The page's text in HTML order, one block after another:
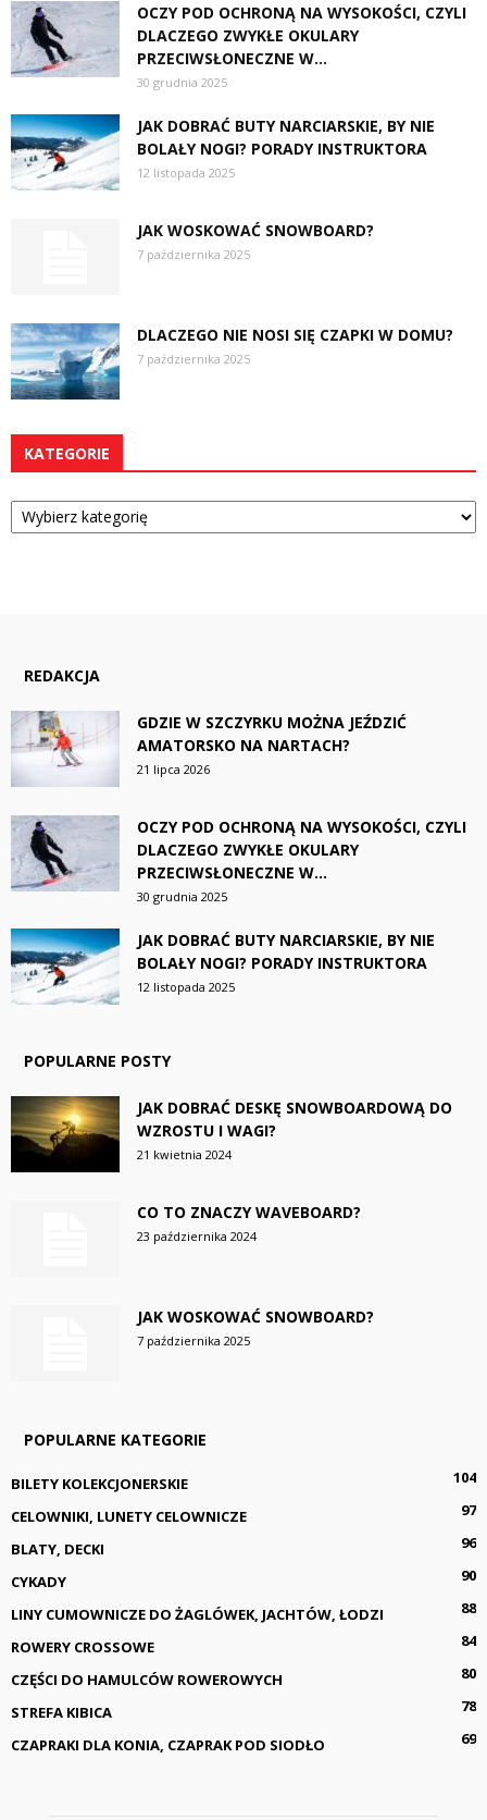
OCZY POD OCHRONĄ NA WYSOKOŚCI, CZYLI
DLACZEGO ZWYKŁE OKULARY
PRZECIWSŁONECZNE W...
30 grudnia 2025
JAK DOBRAĆ BUTY NARCIARSKIE, BY NIE
BOLAŁY NOGI? PORADY INSTRUKTORA
12 listopada 2025
JAK WOSKOWAĆ SNOWBOARD?
7 października 2025
DLACZEGO NIE NOSI SIĘ CZAPKI W DOMU?
7 października 2025
KATEGORIE
Kategorie
REDAKCJA
GDZIE W SZCZYRKU MOŻNA JEŹDZIĆ
AMATORSKO NA NARTACH?
21 lipca 2026
OCZY POD OCHRONĄ NA WYSOKOŚCI, CZYLI
DLACZEGO ZWYKŁE OKULARY
PRZECIWSŁONECZNE W...
30 grudnia 2025
JAK DOBRAĆ BUTY NARCIARSKIE, BY NIE
BOLAŁY NOGI? PORADY INSTRUKTORA
12 listopada 2025
POPULARNE POSTY
JAK DOBRAĆ DESKĘ SNOWBOARDOWĄ DO
WZROSTU I WAGI?
21 kwietnia 2024
CO TO ZNACZY WAVEBOARD?
23 października 2024
JAK WOSKOWAĆ SNOWBOARD?
7 października 2025
POPULARNE KATEGORIE
BILETY KOLEKCJONERSKIE
104
CELOWNIKI, LUNETY CELOWNICZE
97
BLATY, DECKI
96
CYKADY
90
LINY CUMOWNICZE DO ŻAGLÓWEK, JACHTÓW, ŁODZI
88
ROWERY CROSSOWE
84
CZĘŚCI DO HAMULCÓW ROWEROWYCH
80
STREFA KIBICA
78
CZAPRAKI DLA KONIA, CZAPRAK POD SIODŁO
69